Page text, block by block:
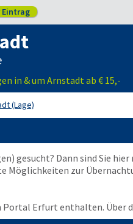
Eintrag
in & um Arnstadt ab € 15,-
(Lage)
gesucht? Dann sind Sie
Möglichkeiten zur
Erfurt enthalten. Über